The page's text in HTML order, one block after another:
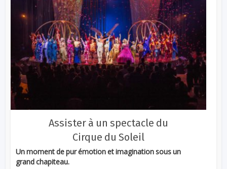
Assister à un spectacle du
Cirque du Soleil
Un moment de pur émotion et imagination sous un
grand chapiteau.